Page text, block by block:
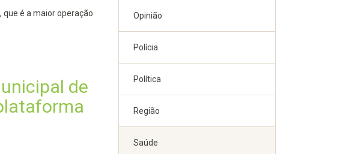
que é a maior operação
de
Opinião
Polícia
Política
Região
Saúde